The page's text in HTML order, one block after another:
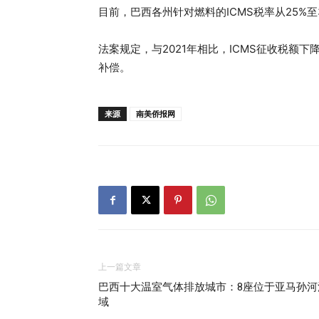
目前，巴西各州针对燃料的ICMS税率从25%
法案规定，与2021年相比，ICMS征收税额下
补偿。
来源 南美侨报网
上一篇文章
巴西十大温室气体排放城市：8座位于亚马孙
域